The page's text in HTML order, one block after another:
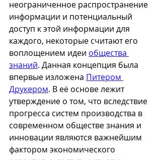
неограниченное распространение
информации и потенциальный
доступ к этой информации для
каждого, некоторые считают его
воплощением идеи общества
знаний. Данная концепция была
впервые изложена Питером
Друкером. В её основе лежит
утверждение о том, что вследствие
прогресса систем производства в
современном обществе знания и
инновации являются важнейшим
фактором экономического